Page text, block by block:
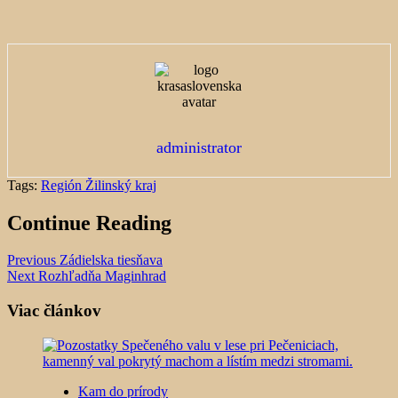
administrator
Tags: Región Žilinský kraj
Continue Reading
Previous Zádielska tiesňava
NextRozhľadňa Maginhrad
Viac článkov
Kam do prírody